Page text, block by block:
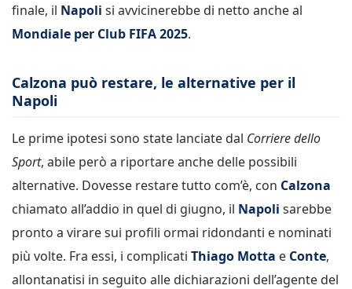
finale, il Napoli si avvicinerebbe di netto anche al
Mondiale per Club FIFA 2025.
Calzona può restare, le alternative per il
Napoli
Le prime ipotesi sono state lanciate dal Corriere dello
Sport, abile però a riportare anche delle possibili
alternative. Dovesse restare tutto com’è, con Calzona
chiamato all’addio in quel di giugno, il Napoli sarebbe
pronto a virare sui profili ormai ridondanti e nominati
più volte. Fra essi, i complicati Thiago Motta e Conte,
allontanatisi in seguito alle dichiarazioni dell’agente del